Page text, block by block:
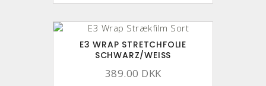
E3 WRAP STRETCHFOLIE
SCHWARZ/WEISS
389.00 DKK